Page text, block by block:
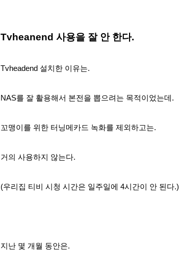
Tvheanend 사용을 잘 안 한다.
Tvheadend 설치 한 이유는.
NAS를 잘 활용해서 본전을 뽑으려는 목적이었는데.
꼬맹이를 위한 터닝메카드 녹화를 제외하고는.
거의 사용하지 않는다.
(우리집 티비 시청 시간은 일주일에 4시간이 안 된다.)
지난 몇 개월 동안은.